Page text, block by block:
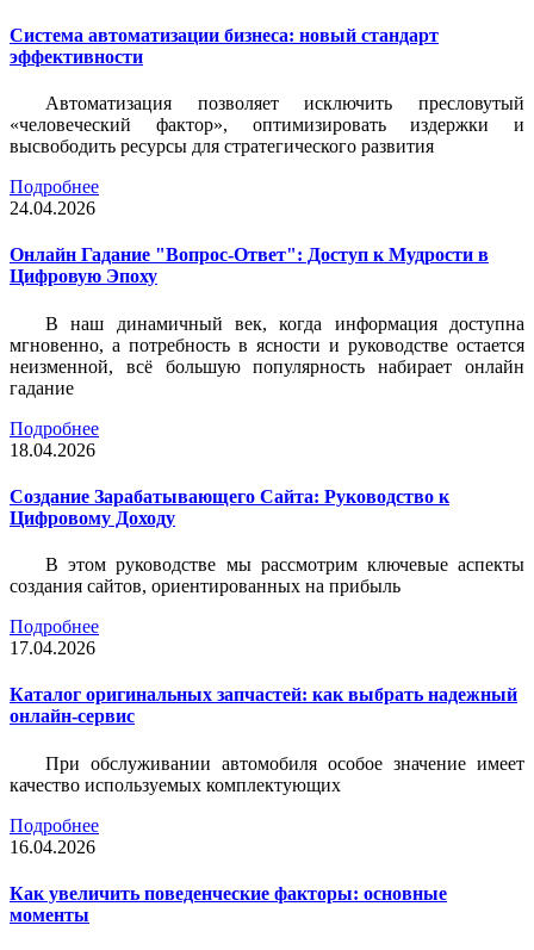
Система автоматизации бизнеса: новый стандарт
эффективности
Автоматизация позволяет исключить пресловутый
«человеческий фактор», оптимизировать издержки и
высвободить ресурсы для стратегического развития
Подробнее
24.04.2026
Онлайн Гадание "Вопрос-Ответ": Доступ к Мудрости в
Цифровую Эпоху
В наш динамичный век, когда информация доступна
мгновенно, а потребность в ясности и руководстве остается
неизменной, всё большую популярность набирает онлайн
гадание
Подробнее
18.04.2026
Создание Зарабатывающего Сайта: Руководство к
Цифровому Доходу
В этом руководстве мы рассмотрим ключевые аспекты
создания сайтов, ориентированных на прибыль
Подробнее
17.04.2026
Каталог оригинальных запчастей: как выбрать надежный
онлайн-сервис
При обслуживании автомобиля особое значение имеет
качество используемых комплектующих
Подробнее
16.04.2026
Как увеличить поведенческие факторы: основные
моменты